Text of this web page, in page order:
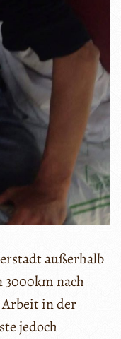
außerhalb
3000km nach
Arbeit in der
jedoch